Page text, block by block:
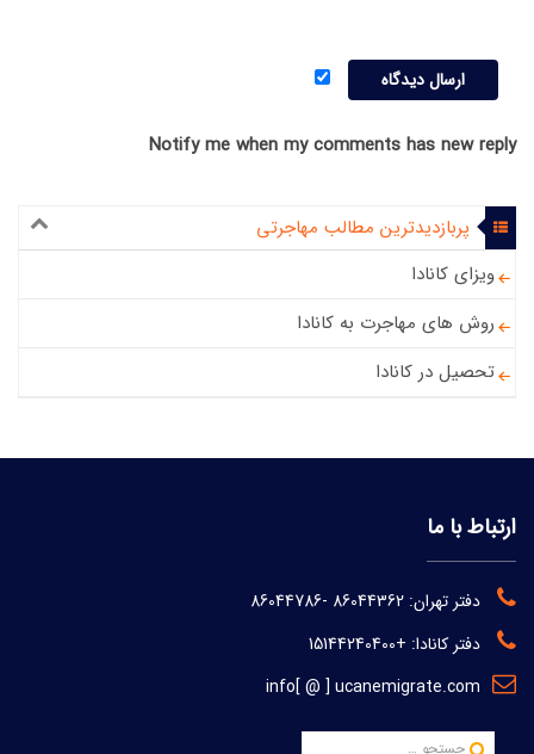
Notify me when my comments has new reply
پربازدیدترین مطالب مهاجرتی
ویزای کانادا
روش های مهاجرت به کانادا
تحصیل در کانادا
ارتباط با ما
دفتر تهران: 86044362
-
86044786
دفتر کانادا: +15144240400
info[ @ ] ucanemigrate.com